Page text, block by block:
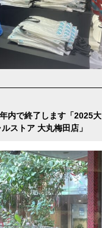
内で終了します「2025大
ストア 大丸梅田店」